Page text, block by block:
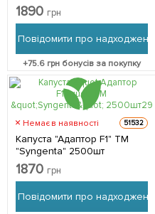
1890 грн
Повідомити про надходження
+75.6 грн бонусів за покупку
Немає в наявності 51532
Капуста "Адаптор F1" ТМ
"Syngenta" 2500шт
1870 грн
Повідомити про надходження